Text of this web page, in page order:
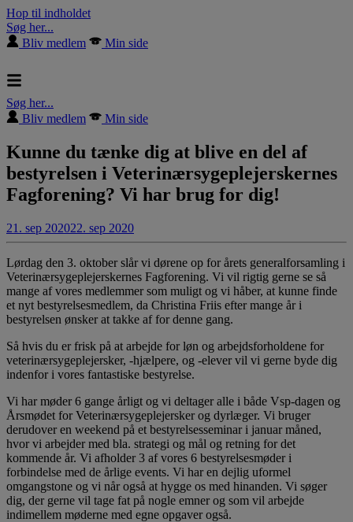
Hop til indholdet
Søg her...
Bliv medlem
Min side
Søg her...
Bliv medlem
Min side
Kunne du tænke dig at blive en del af
bestyrelsen i Veterinærsygeplejerskernes
Fagforening? Vi har brug for dig!
21. sep 202022. sep 2020
Lørdag den 3. oktober slår vi dørene op for årets generalforsamling i
Veterinærsygeplejerskernes Fagforening. Vi vil rigtig gerne se så
mange af vores medlemmer som muligt og vi håber, at kunne finde
et nyt bestyrelsesmedlem, da Christina Friis efter mange år i
bestyrelsen ønsker at takke af for denne gang.
Så hvis du er frisk på at arbejde for løn og arbejdsforholdene for
veterinærsygeplejersker, -hjælpere, og -elever vil vi gerne byde dig
indenfor i vores fantastiske bestyrelse.
Vi har møder 6 gange årligt og vi deltager alle i både Vsp-dagen og
Årsmødet for Veterinærsygeplejersker og dyrlæger. Vi bruger
derudover en weekend på et bestyrelsesseminar i januar måned,
hvor vi arbejder med bla. strategi og mål og retning for det
kommende år. Vi afholder 3 af vores 6 bestyrelsesmøder i
forbindelse med de årlige events. Vi har en dejlig uformel
omgangstone og vi når også at hygge os med hinanden. Vi søger
dig, der gerne vil tage fat på nogle emner og som vil arbejde
indimellem møderne med egne opgaver også.